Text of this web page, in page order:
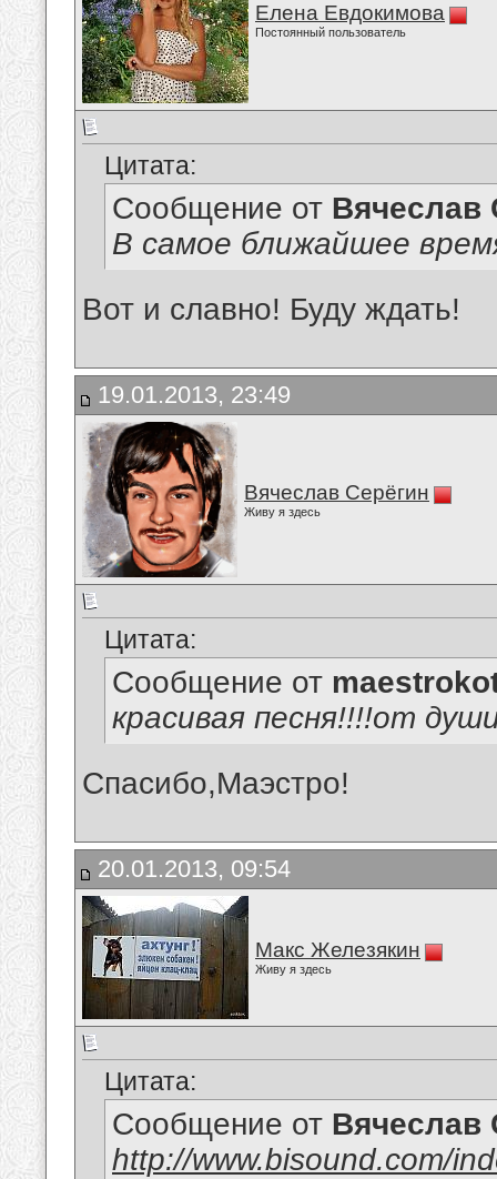
Елена Евдокимова
Постоянный пользователь
Цитата:
Сообщение от Вячеслав
В самое ближайшее
Вот и славно! Буду ждать!
19.01.2013, 23:49
Вячеслав Серёгин
Живу я здесь
Цитата:
Сообщение от
красивая песня!!!!от
Спасибо,Маэстро!
20.01.2013, 09:54
Макс Железякин
Живу я здесь
Цитата:
Сообщение от Вячеслав
http://www.bisound.com/